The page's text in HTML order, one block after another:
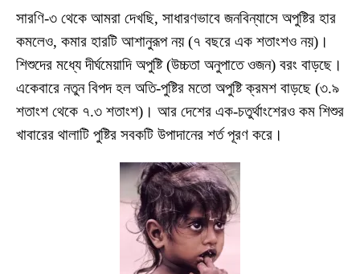
সারণি-৩ থেকে আমরা দেখছি, সাধারণভাবে জনবিন্যাসে অপুষ্টির হার
কমলেও, কমার হারটি আশানুরূপ নয় (৭ বছরে এক শতাংশও নয়)।
শিশুদের মধ্যে দীর্ঘমেয়াদি অপুষ্টি (উচ্চতা অনুপাতে ওজন) বরং বাড়ছে।
একেবারে নতুন বিপদ হল অতি-পুষ্টির মতো অপুষ্টি ক্রমশ বাড়ছে (৩.৯
শতাংশ থেকে ৭.৩ শতাংশ)। আর দেশের এক-চতুর্থাংশেরও কম শিশুর
খাবারের থালাটি পুষ্টির সবকটি উপাদানের শর্ত পূরণ করে।